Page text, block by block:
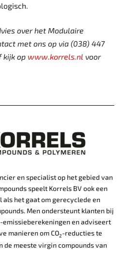
over ­het Modulaire
met ons op via (038) 447
kijk op www.korrels.nl voor
en specialist op het gebied van
speelt Korrels BV ook een
het gaat om gerecyclede en
Men ondersteunt klanten bij
emissieberekeningen en adviseert
manieren om CO2-reducties te
de meeste virgin compounds van